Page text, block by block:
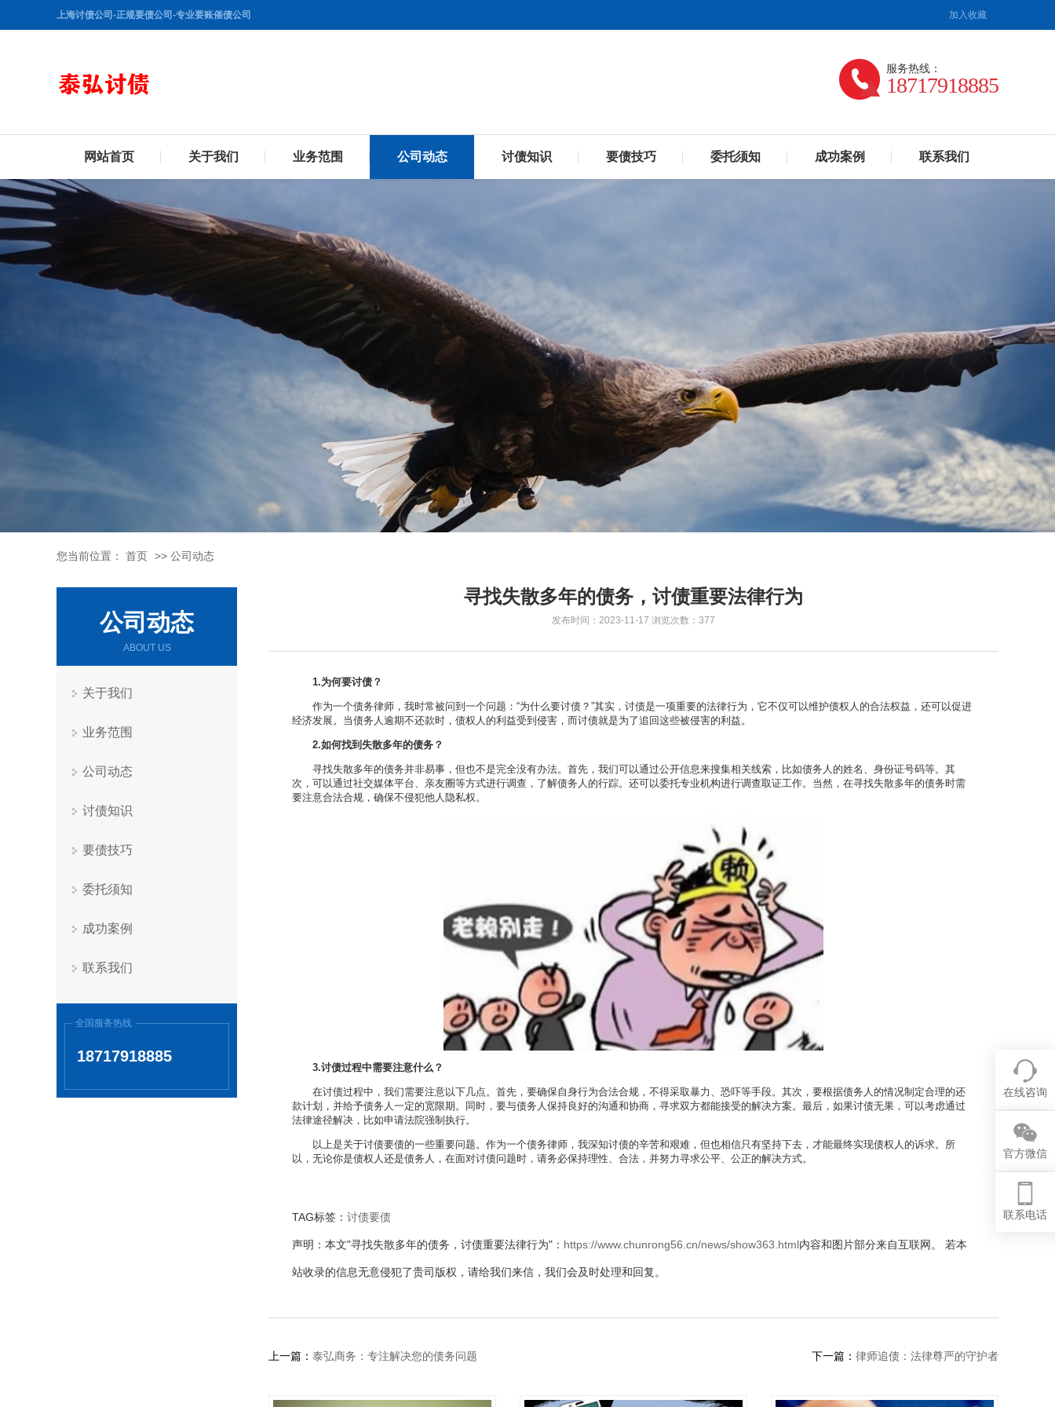
上海讨债公司-正规要债公司-专业要账催债公司 加入收藏
服务热线：
18717918885
网站首页 关于我们 业务范围 公司动态 讨债知识 要债技巧 委托须知 成功案例 联系我们
您当前位置： 首页 >> 公司动态
公司动态
ABOUT US
关于我们
业务范围
公司动态
讨债知识
要债技巧
委托须知
成功案例
联系我们
全国服务热线
18717918885
寻找失散多年的债务，讨债重要法律行为
发布时间：2023-11-17 浏览次数：377
1.为何要讨债？
作为一个债务律师，我时常被问到一个问题：“为什么要讨债？”其实，讨债是一项重要的法律行为，它不仅可以维护债权人的合法权益，还可以促进
经济发展。当债务人逾期不还款时，债权人的利益受到侵害，而讨债就是为了追回这些被侵害的利益。
2.如何找到失散多年的债务？
寻找失散多年的债务并非易事，但也不是完全没有办法。首先，我们可以通过公开信息来搜集相关线索，比如债务人的姓名、身份证号码等。其
次，可以通过社交媒体平台、亲友圈等方式进行调查，了解债务人的行踪。还可以委托专业机构进行调查取证工作。当然，在寻找失散多年的债务时需
要注意合法合规，确保不侵犯他人隐私权。
3.讨债过程中需要注意什么？
在讨债过程中，我们需要注意以下几点。首先，要确保自身行为合法合规，不得采取暴力、恐吓等手段。其次，要根据债务人的情况制定合理的还
款计划，并给予债务人一定的宽限期。同时，要与债务人保持良好的沟通和协商，寻求双方都能接受的解决方案。最后，如果讨债无果，可以考虑通过
法律途径解决，比如申请法院强制执行。
以上是关于讨债要债的一些重要问题。作为一个债务律师，我深知讨债的辛苦和艰难，但也相信只有坚持下去，才能最终实现债权人的诉求。所
以，无论你是债权人还是债务人，在面对讨债问题时，请务必保持理性、合法，并努力寻求公平、公正的解决方式。
TAG标签： 讨债要债
声明：本文"寻找失散多年的债务，讨债重要法律行为"： https://www.chunrong56.cn/news/show363.html内容和图片部分来自互联网。 若本
站收录的信息无意侵犯了贵司版权，请给我们来信，我们会及时处理和回复。
上一篇： 泰弘商务：专注解决您的债务问题 下一篇： 律师追债：法律尊严的守护者
在线咨询
官方微信
联系电话